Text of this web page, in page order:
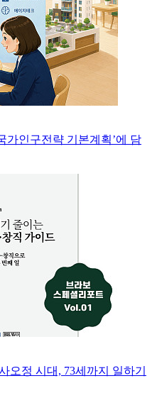
가인구전략 기본계획’에 담
오정 시대, 73세까지 일하기